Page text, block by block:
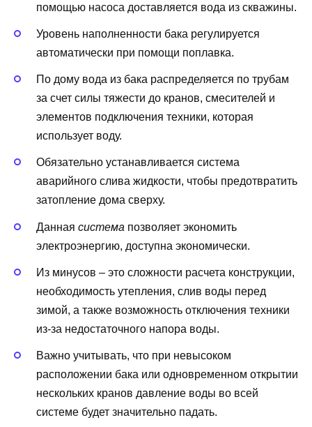
помощью насоса доставляется вода из скважины.
Уровень наполненности бака регулируется
автоматически при помощи поплавка.
По дому вода из бака распределяется по трубам
за счет силы тяжести до кранов, смесителей и
элементов подключения техники, которая
использует воду.
Обязательно устанавливается система
аварийного слива жидкости, чтобы предотвратить
затопление дома сверху.
Данная система позволяет экономить
электроэнергию, доступна экономически.
Из минусов – это сложности расчета конструкции,
необходимость утепления, слив воды перед
зимой, а также возможность отключения техники
из-за недостаточного напора воды.
Важно учитывать, что при невысоком
расположении бака или одновременном открытии
нескольких кранов давление воды во всей
системе будет значительно падать.